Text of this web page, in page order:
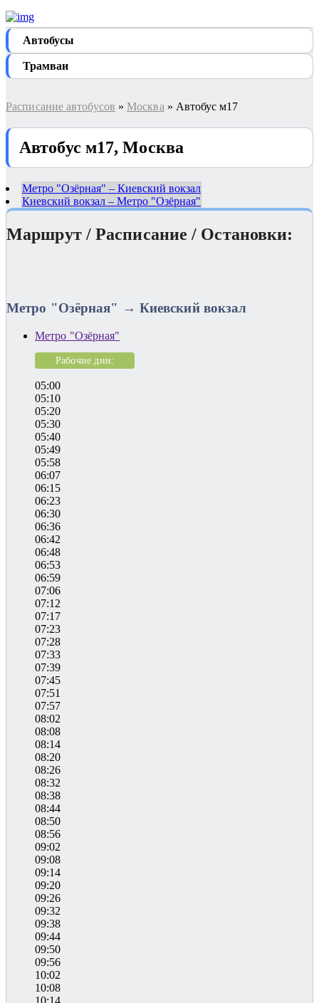
Автобуcы
Трамваи
Расписание автобусов » Москва » Автобус м17
Автобус м17, Москва
Метро "Озёрная" – Киевский вокзал
Киевский вокзал – Метро "Озёрная"
Маршрут / Расписание / Остановки:
Метро "Озёрная" → Киевский вокзал
Метро "Озёрная"
Рабочие дни:
05:00
05:10
05:20
05:30
05:40
05:49
05:58
06:07
06:15
06:23
06:30
06:36
06:42
06:48
06:53
06:59
07:06
07:12
07:17
07:23
07:28
07:33
07:39
07:45
07:51
07:57
08:02
08:08
08:14
08:20
08:26
08:32
08:38
08:44
08:50
08:56
09:02
09:08
09:14
09:20
09:26
09:32
09:38
09:44
09:50
09:56
10:02
10:08
10:14